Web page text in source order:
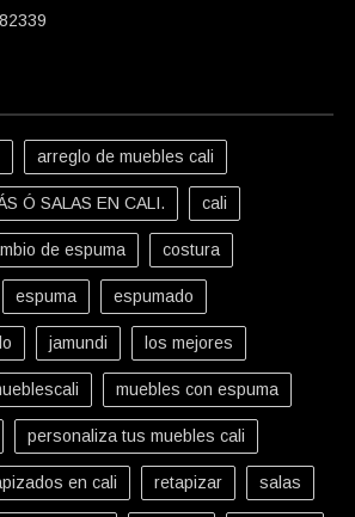
arreglo de muebles cali
Ó SALAS EN CALI. cali
de espuma costura
espuma espumado
jamundi los mejores
muebles con espuma
personaliza tus muebles cali
en cali retapizar salas